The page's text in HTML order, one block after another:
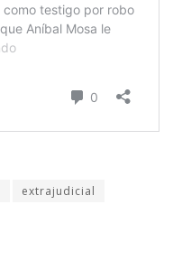
extrajudicial